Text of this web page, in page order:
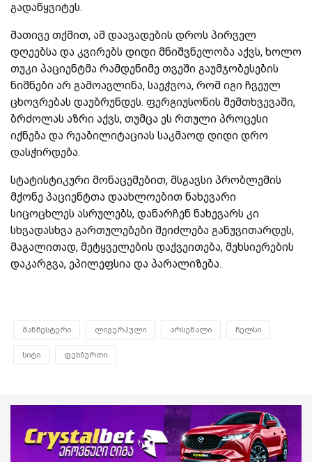
გადაწყვიტეს.
მათივე თქმით, ამ დაავადების დროს პირველ
დღეებსა და კვირებს დიდი მნიშვნელობა აქვს, ხოლო
თუკი პაციენტმა რამდენიმე თვეში გაუმჯობესების
ნიშნები არ გამოავლინა, საეჭვოა, რომ იგი ჩვეულ
ცხოვრებას დაუბრუნდეს. ფერგიუსონის შემთხვევაში,
ბრძოლას აზრი აქვს, თუმცა ეს რთული პროცესი
იქნება და რეაბილიტაციას საკმაოდ დიდი დრო
დასჭირდება.
სტატისტიკური მონაცემებით, მსგავსი პრობლემის
მქონე პაციენტთა დაახლოებით ნახევარი
სიცოცხლეს ასრულებს, დანარჩენ ნახევარს კი
სხვადასხვა გართულებები შეიძლება განუვითარდეს,
მაგალითად, მეტყველების დაქვეითება, მეხსიერების
დაკარგვა, ეპილეფსია და პარალიზება.
მანჩესტერი ლივერპული არსენალი ჩელსი
სიტი ფეხბურთი